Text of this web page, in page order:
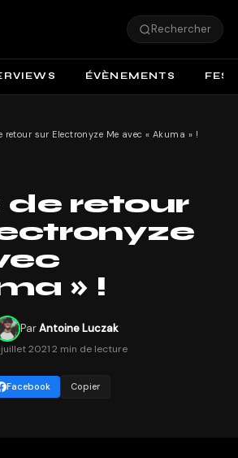
Rechercher
ÉVÈNEMENTS
retour sur Electronyze Me avec « Akuma » !
de retour
» !
ParAntoine Luczak
20212 min de lecture
Facebook Copier